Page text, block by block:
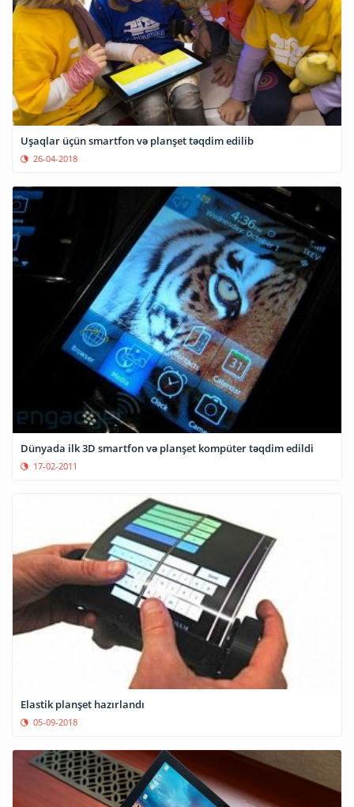
Uşaqlar üçün smartfon və planşet təqdim edilib
26-04-2018
Dünyada ilk 3D smartfon və planşet kompüter təqdim edildi
17-02-2011
Elastik planşet hazırlandı
05-09-2018